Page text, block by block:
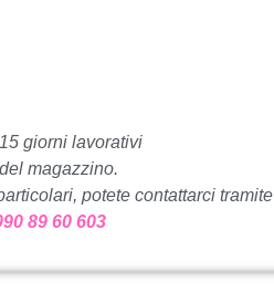
giorni lavorativi
magazzino.
potete contattarci tramite
89 60 603